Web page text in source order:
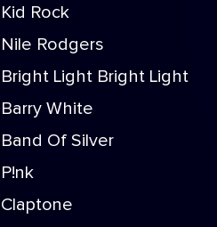
Kid Rock
Nile Rodgers
Bright Light Bright Light
Barry White
Band Of Silver
P!nk
Claptone